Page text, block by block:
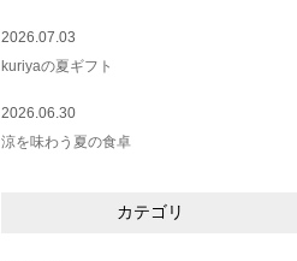
2026.07.03
kuriyaの夏ギフト
2026.06.30
涼を味わう夏の食卓
カテゴリ